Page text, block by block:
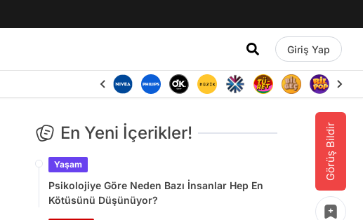
Giriş Yap
Görüş Bildir
En Yeni İçerikler!
Yaşam
Psikolojiye Göre Neden Bazı İnsanlar Hep En
Kötüsünü Düşünüyor?